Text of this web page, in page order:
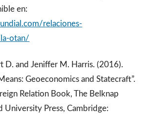
en:
relaciones-
otan/
D. and Jeniffer M. Harris. (2016).
Geoeconomics and Statecraft”.
Relation Book, The Belknap
University Press, Cambridge: